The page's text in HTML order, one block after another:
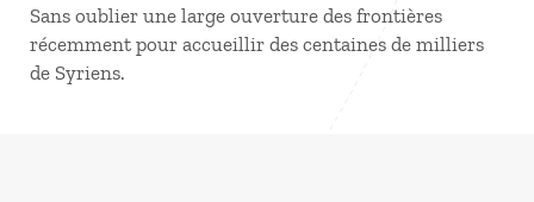
Sans oublier une large ouverture des frontières
récemment pour accueillir des centaines de milliers
de Syriens.